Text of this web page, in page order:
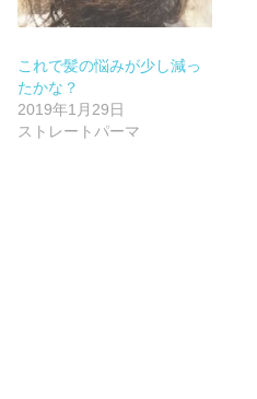
これで髪の悩みが少し減っ
たかな？
2019年1月29日
ストレートパーマ